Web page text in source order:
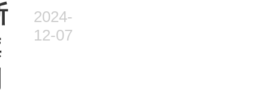
2024-
12-07